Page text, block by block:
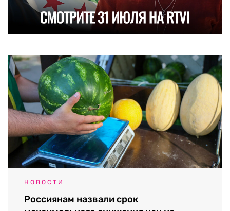
НОВОСТИ
Россиянам назвали срок